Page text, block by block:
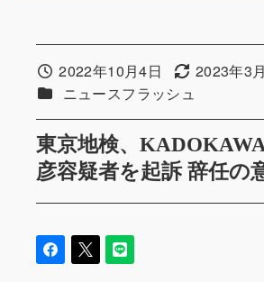
東京地検、
彦容疑者を起訴 辞任の
投稿日2022年10月4日 更新日2023年3
カテゴリー
ニュースフラッシュ